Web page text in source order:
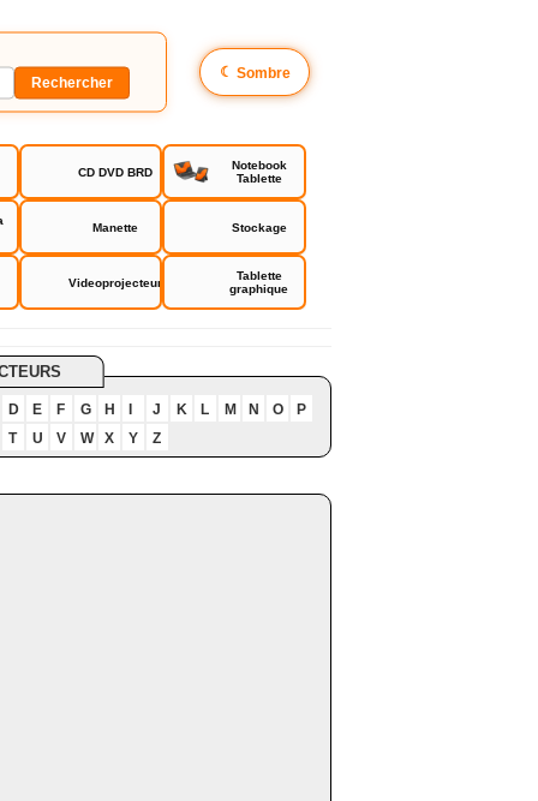
☾ Sombre
CD DVD BRD
Notebook
Tablette
Manette Stockage
Videoprojecteur
Tablette
graphique
D E F G H J K L M N O
P
T
U V W X Y Z